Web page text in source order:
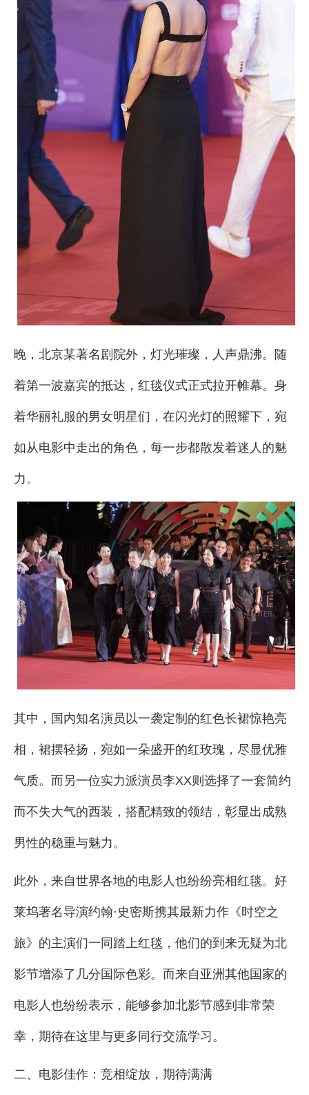
晚，北京某著名剧院外，灯光璀璨，人声鼎沸。随
着第一波嘉宾的抵达，红毯仪式正式拉开帷幕。身
着华丽礼服的男女明星们，在闪光灯的照耀下，宛
如从电影中走出的角色，每一步都散发着迷人的魅
力。
其中，国内知名演员以一袭定制的红色长裙惊艳亮
相，裙摆轻扬，宛如一朵盛开的红玫瑰，尽显优雅
气质。而另一位实力派演员李XX则选择了一套简约
而不失大气的西装，搭配精致的领结，彰显出成熟
男性的稳重与魅力。
此外，来自世界各地的电影人也纷纷亮相红毯。好
莱坞著名导演约翰·史密斯携其最新力作《时空之
旅》的主演们一同踏上红毯，他们的到来无疑为北
影节增添了几分国际色彩。而来自亚洲其他国家的
电影人也纷纷表示，能够参加北影节感到非常荣
幸，期待在这里与更多同行交流学习。
二、电影佳作：竞相绽放，期待满满